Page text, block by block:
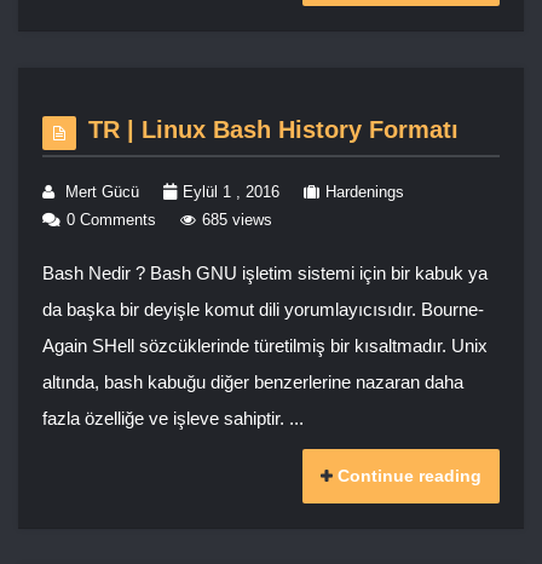
TR | Linux Bash History Formatı
Mert Gücü Eylül 1 , 2016
Hardenings
0 Comments
685 views
Bash Nedir ? Bash GNU işletim sistemi için bir kabuk ya
da başka bir deyişle komut dili yorumlayıcısıdır. Bourne-
Again SHell sözcüklerinde türetilmiş bir kısaltmadır. Unix
altında, bash kabuğu diğer benzerlerine nazaran daha
fazla özelliğe ve işleve sahiptir. ...
Continue reading